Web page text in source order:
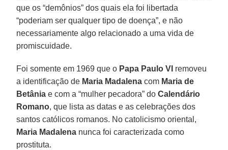
que os “demônios” dos quais ela foi libertada
“poderiam ser qualquer tipo de doença”, e não
necessariamente algo relacionado a uma vida de
promiscuidade.
Foi somente em 1969 que o Papa Paulo VI removeu
a identificação de Maria Madalena com Maria de
Betânia e com a “mulher pecadora” doCalendário
Romano, que lista as datas e as celebrações dos
santos católicos romanos. No catolicismo oriental,
Maria Madalena nunca foi caracterizada como
prostituta.